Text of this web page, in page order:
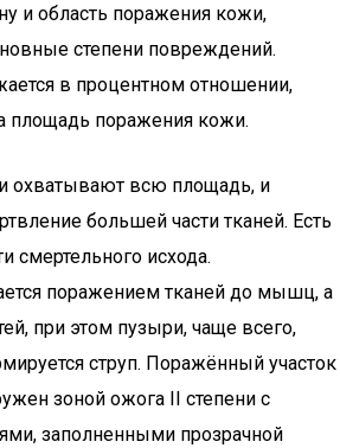
и область поражения кожи,
степени повреждений.
в процентном отношении,
площадь поражения кожи.
охватывают всю площадь, и
большей части тканей. Есть
смертельного исхода.
поражением тканей до мышц, а
при этом пузыри, чаще всего,
струп. Поражённый участок
зоной ожога II степени с
заполненными прозрачной